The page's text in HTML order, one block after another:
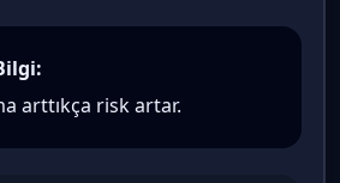
arttıkça risk artar.